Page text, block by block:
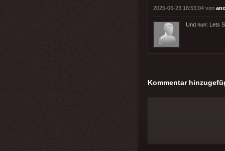
2025-06-23 18:53:04 von
Und nun: Lets
Kommentar